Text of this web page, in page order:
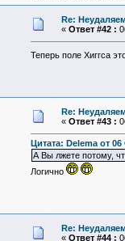
Re:
« Ответ #42 :
Теперь поле Хиггса
Re:
« Ответ #43 :
Цитата: Delema от
А Вы лжете потому,
Логично
Re:
« Ответ #44 :